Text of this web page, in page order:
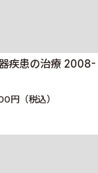
疾患の治療 2008-
円（税込）